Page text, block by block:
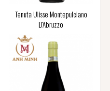
Tenuta Ulisse Montepulciano
D'Abruzzo